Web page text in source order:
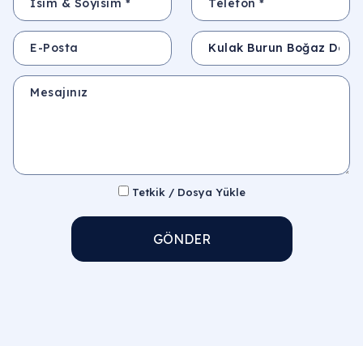
E-Posta Konu
Mesajınız
Tetkik / Dosya Yükle
GÖNDER